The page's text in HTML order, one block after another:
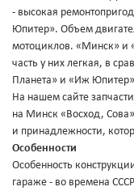
- высокая
Юпитер». Объем
мотоциклов. «Минск» и
часть у них легкая, в
Планета» и «Иж
На нашем сайте
на Минск «Восход,
и принадлежности,
Особенности
Особенность
гараже - во времена